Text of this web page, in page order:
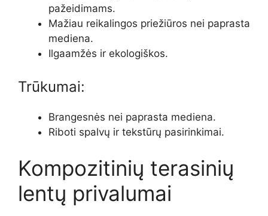
pažeidimams.
Mažiau reikalingos priežiūros nei paprasta
mediena.
Ilgaamžės ir ekologiškos.
Trūkumai:
Brangesnės nei paprasta mediena.
Riboti spalvų ir tekstūrų pasirinkimai.
Kompozitinių terasinių
lentų privalumai